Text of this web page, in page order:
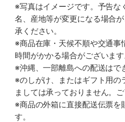
※写真はイメージです。予告な
名、産地等が変更になる場合
承ください。
※商品在庫・天候不順や交通事
時間がかかる場合がございます
※沖縄、一部離島への配送はで
※のしがけ、またはギフト用の
ましては承っておりません。ご
※商品の外箱に直接配送伝票を
す。